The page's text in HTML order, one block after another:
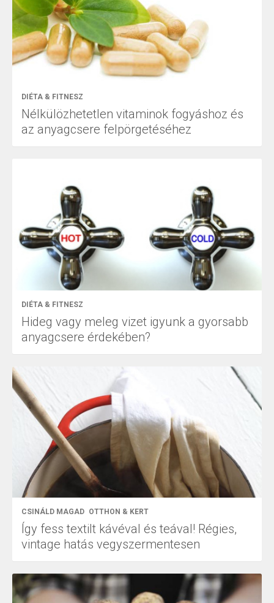
DIÉTA & FITNESZ
Nélkülözhetetlen vitaminok fogyáshoz és
az anyagcsere felpörgetéséhez
DIÉTA & FITNESZ
Hideg vagy meleg vizet igyunk a gyorsabb
anyagcsere érdekében?
CSINÁLD MAGAD OTTHON & KERT
Így fess textilt kávéval és teával! Régies,
vintage hatás vegyszermentesen